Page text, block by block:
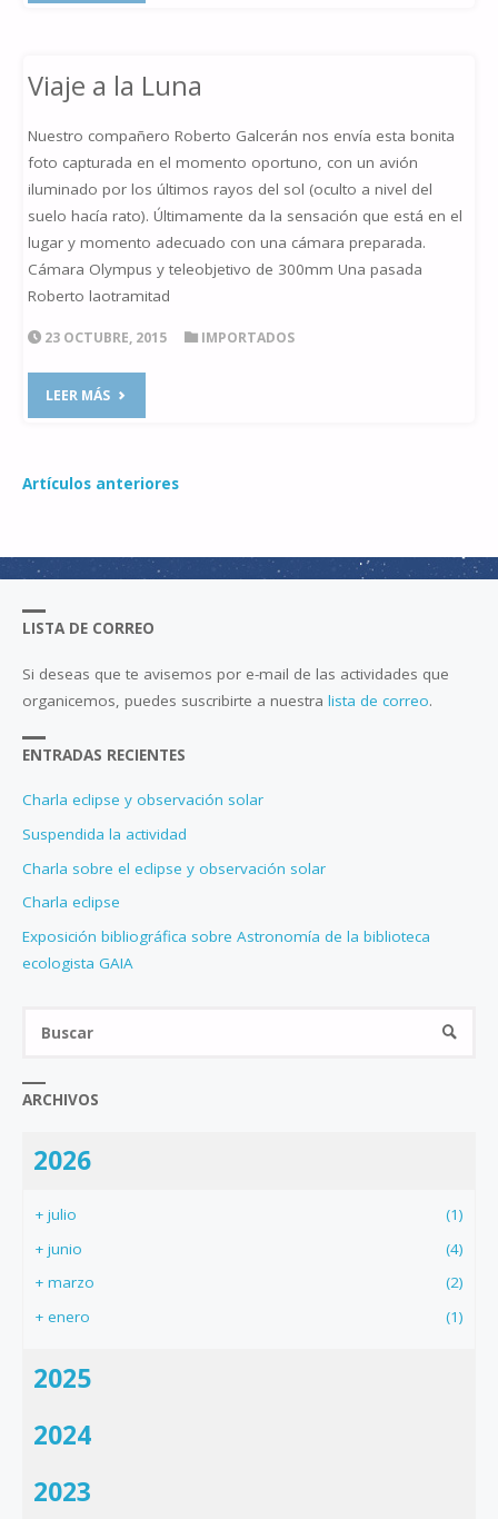
Viaje a la Luna
Nuestro compañero Roberto Galcerán nos envía esta bonita
foto capturada en el momento oportuno, con un avión
iluminado por los últimos rayos del sol (oculto a nivel del
suelo hacía rato). Últimamente da la sensación que está en el
lugar y momento adecuado con una cámara preparada.
Cámara Olympus y teleobjetivo de 300mm Una pasada
Roberto laotramitad
23 OCTUBRE, 2015 IMPORTADOS
LEER MÁS"VIAJE
LA
Artículos anteriores
LISTA DE CORREO
Si deseas que te avisemos por e-mail de las actividades que
organicemos, puedes suscribirte a nuestralista de correo.
ENTRADAS RECIENTES
Charla eclipse y observación solar
Suspendida la actividad
Charla sobre el eclipse y observación solar
Charla eclipse
Exposición bibliográfica sobre Astronomía de la biblioteca
ecologista GAIA
ARCHIVOS
2026
+ julio
(1)
+ junio
(4)
+ marzo
(2)
+ enero (1)
2025
2024
2023